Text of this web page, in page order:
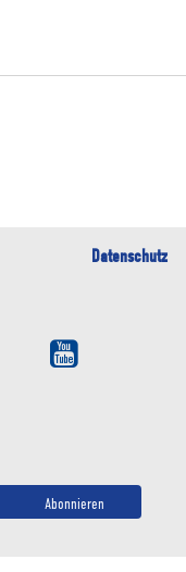
Datenschutz
Abonnieren